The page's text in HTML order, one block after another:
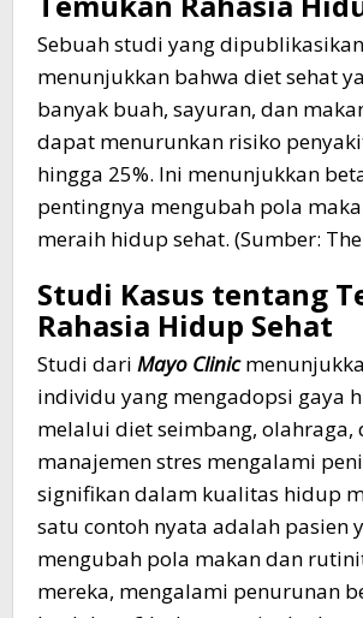
Sebuah studi yang
menunjukkan bahwa diet sehat
banyak buah, sayuran, dan
dapat menurunkan risiko
hingga 25%. Ini menunjukkan
pentingnya mengubah pola
meraih hidup sehat. (Sumber:
Studi Kasus tentang
Rahasia Hidup Sehat
Studi dari Mayo Clinic
individu yang mengadopsi gaya
melalui diet seimbang, olahraga,
manajemen stres mengalami
signifikan dalam kualitas hidup
satu contoh nyata adalah pasien
mengubah pola makan dan
mereka, mengalami penurunan